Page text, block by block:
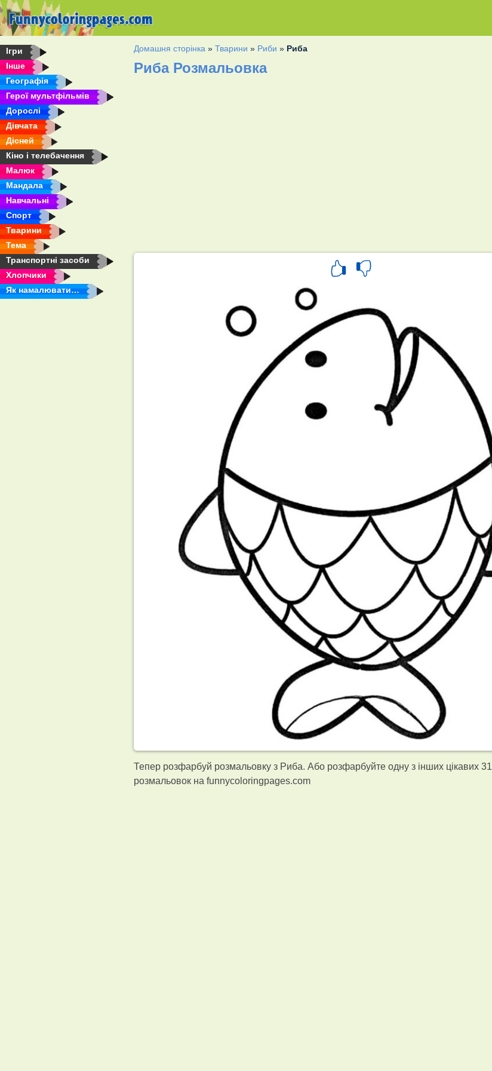
Ігри
Інше
Географія
Герої мультфільмів
Дорослі
Дівчата
Дісней
Кіно і телебачення
Малюк
Мандала
Навчальні
Спорт
Тварини
Тема
Транспортні засоби
Хлопчики
Як намалювати…
Домашня сторінка »Тварини » Риби » Риба
Риба Розмальовка
Тепер розфарбуй розмальовку з Риба. Або розфарбуйте одну з інших цікавих 31
розмальовок на funnycoloringpages.com